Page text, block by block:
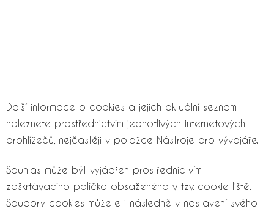
Další informace o cookies a jejich aktuální seznam
naleznete prostřednictvím jednotlivých internetových
prohlížečů, nejčastěji v položce Nástroje pro vývojáře.
Souhlas může být vyjádřen prostřednictvím
zaškrtávacího políčka obsaženého v tzv. cookie liště.
Soubory cookies můžete i následně v nastavení svého